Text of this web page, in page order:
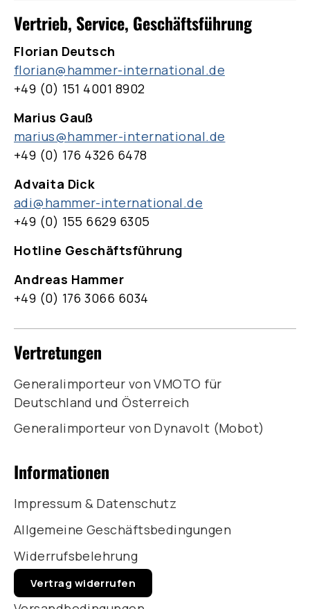
Vertrieb, Service, Geschäftsführung
Florian Deutsch
florian@hammer-international.de
+49 (0) 151 4001 8902
Marius Gauß
marius@hammer-international.de
+49 (0) 176 4326 6478
Advaita Dick
adi@hammer-international.de
+49 (0) 155 6629 6305
Hotline Geschäftsführung
Andreas Hammer
+49 (0) 176 3066 6034
Vertretungen
Generalimporteur von VMOTO für
Deutschland und Österreich
Generalimporteur von Dynavolt (Mobot)
Informationen
Impressum & Datenschutz
Allgemeine Geschäftsbedingungen
Widerrufsbelehrung
Vertrag widerrufen